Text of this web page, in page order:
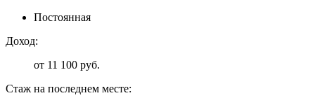
Постоянная
Доход:
от 11 100 руб.
Стаж на последнем месте: